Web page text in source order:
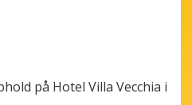
på Hotel Villa Vecchia i